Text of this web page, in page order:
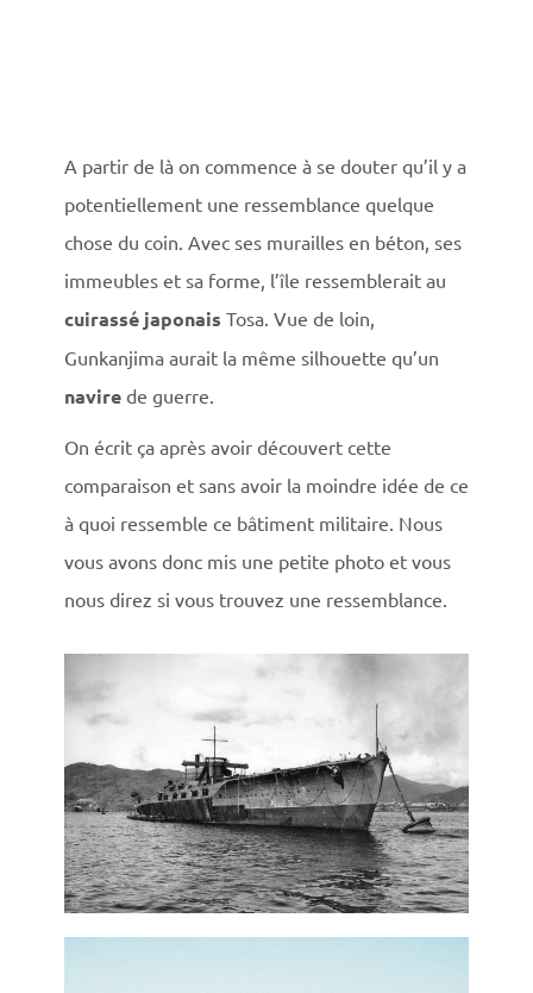
A partir de là on commence à se douter qu’il y a
potentiellement une ressemblance quelque
chose du coin. Avec ses murailles en béton, ses
immeubles et sa forme, l’île ressemblerait au
cuirassé japonais Tosa. Vue de loin,
Gunkanjima aurait la même silhouette qu’un
navirede guerre.
On écrit ça après avoir découvert cette
comparaison et sans avoir la moindre idée de ce
à quoi ressemble ce bâtiment militaire. Nous
vous avons donc mis une petite photo et vous
nous direz si vous trouvez une ressemblance.